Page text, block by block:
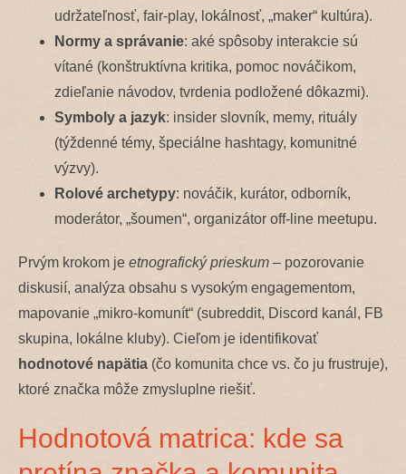
udržateľnosť, fair-play, lokálnosť, „maker“ kultúra).
Normy a správanie: aké spôsoby interakcie sú
vítané (konštruktívna kritika, pomoc nováčikom,
zdieľanie návodov, tvrdenia podložené dôkazmi).
Symboly a jazyk: insider slovník, memy, rituály
(týždenné témy, špeciálne hashtagy, komunitné
výzvy).
Rolové archetypy: nováčik, kurátor, odborník,
moderátor, „šoumen“, organizátor off-line meetupu.
Prvým krokom je etnografický prieskum – pozorovanie
diskusií, analýza obsahu s vysokým engagementom,
mapovanie „mikro-komunít“ (subreddit, Discord kanál, FB
skupina, lokálne kluby). Cieľom je identifikovať
hodnotové napätia (čo komunita chce vs. čo ju frustruje),
ktoré značka môže zmysluplne riešiť.
Hodnotová matrica: kde sa